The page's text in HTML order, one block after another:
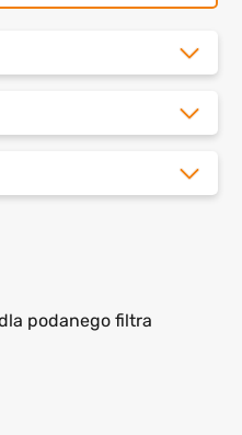
podanego filtra